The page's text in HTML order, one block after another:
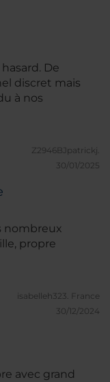
De
à nos
Z2946BJpatrickj.
30/01/2025
nombreux
propre
isabelleh323.
France
30/12/2024
avec grand